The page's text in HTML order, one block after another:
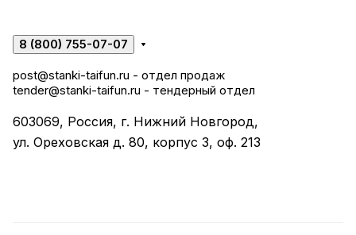
8 (800) 755-07-07
post@stanki-taifun.ru - отдел продаж
tender@stanki-taifun.ru - тендерный отдел
603069, Россия, г. Нижний Новгород,
ул. Ореховская д. 80, корпус 3, оф. 213